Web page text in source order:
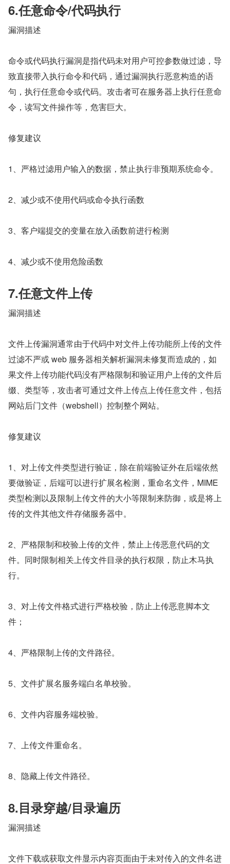
6.任意命令/代码执行
漏洞描述
命令或代码执行漏洞是指代码未对用户可控参数做过滤，导
致直接带入执行命令和代码，通过漏洞执行恶意构造的语
句，执行任意命令或代码。攻击者可在服务器上执行任意命
令，读写文件操作等，危害巨大。
修复建议
1、严格过滤用户输入的数据，禁止执行非预期系统命令。
2、减少或不使用代码或命令执行函数
3、客户端提交的变量在放入函数前进行检测
4、减少或不使用危险函数
7.任意文件上传
漏洞描述
文件上传漏洞通常由于代码中对文件上传功能所上传的文件
过滤不严或 web 服务器相关解析漏洞未修复而造成的，如
果文件上传功能代码没有严格限制和验证用户上传的文件后
缀、类型等，攻击者可通过文件上传点上传任意文件，包括
网站后门文件（webshell）控制整个网站。
修复建议
1、对上传文件类型进行验证，除在前端验证外在后端依然
要做验证，后端可以进行扩展名检测，重命名文件，MIME
类型检测以及限制上传文件的大小等限制来防御，或是将上
传的文件其他文件存储服务器中。
2、严格限制和校验上传的文件，禁止上传恶意代码的文
件。同时限制相关上传文件目录的执行权限，防止木马执
行。
3、对上传文件格式进行严格校验，防止上传恶意脚本文
件；
4、严格限制上传的文件路径。
5、文件扩展名服务端白名单校验。
6、文件内容服务端校验。
7、上传文件重命名。
8、隐藏上传文件路径。
8.目录穿越/目录遍历
漏洞描述
文件下载或获取文件显示内容页面由于未对传入的文件名进